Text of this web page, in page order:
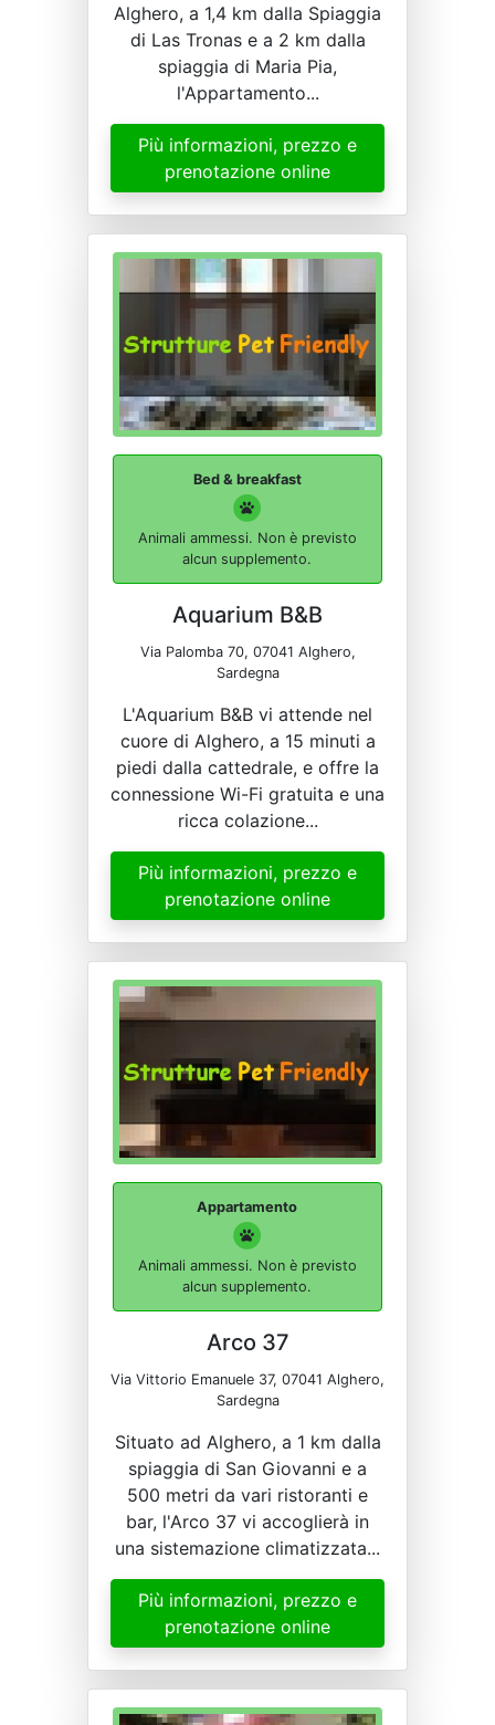
Alghero, a 1,4 km dalla Spiaggia
di Las Tronas e a 2 km dalla
spiaggia di Maria Pia,
l'Appartamento...
Più informazioni, prezzo e
prenotazione online
Bed & breakfast
Animali ammessi. Non è previsto
alcun supplemento.
Aquarium B&B
Via Palomba 70, 07041 Alghero,
Sardegna
L'Aquarium B&B vi attende nel
cuore di Alghero, a 15 minuti a
piedi dalla cattedrale, e offre la
connessione Wi-Fi gratuita e una
ricca colazione...
Più informazioni, prezzo e
prenotazione online
Appartamento
Animali ammessi. Non è previsto
alcun supplemento.
Arco 37
Via Vittorio Emanuele 37, 07041 Alghero,
Sardegna
Situato ad Alghero, a 1 km dalla
spiaggia di San Giovanni e a
500 metri da vari ristoranti e
bar, l'Arco 37 vi accoglierà in
una sistemazione climatizzata...
Più informazioni, prezzo e
prenotazione online